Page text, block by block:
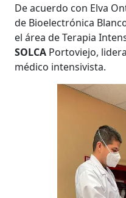
De acuerdo con Elva
de Bioelectrónica
el área de Terapia
SOLCA Portoviejo,
médico intensivista.